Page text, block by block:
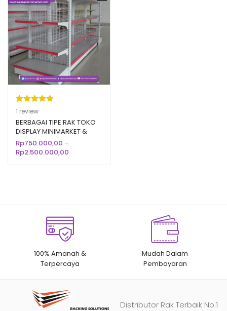
Peringkat
5.00dari 5
berdasarka
n
1
penilaian
pelanggan
1 review
BERBAGAI TIPE RAK TOKO
DISPLAY MINIMARKET &
SUPERMARKET
Rp750.000,00 –
Rp2.500.000,00
100% Amanah &
Terpercaya
Mudah Dalam
Pembayaran
Distributor Rak Terbaik No.1